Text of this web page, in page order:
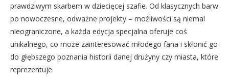
prawdziwym skarbem w dziecięcej szafie. Od klasycznych barw
po nowoczesne, odważne projekty – możliwości są niemal
nieograniczone, a każda edycja specjalna oferuje coś
unikalnego, co może zainteresować młodego fana i skłonić go
do głębszego poznania historii danej drużyny czy miasta, które
reprezentuje.